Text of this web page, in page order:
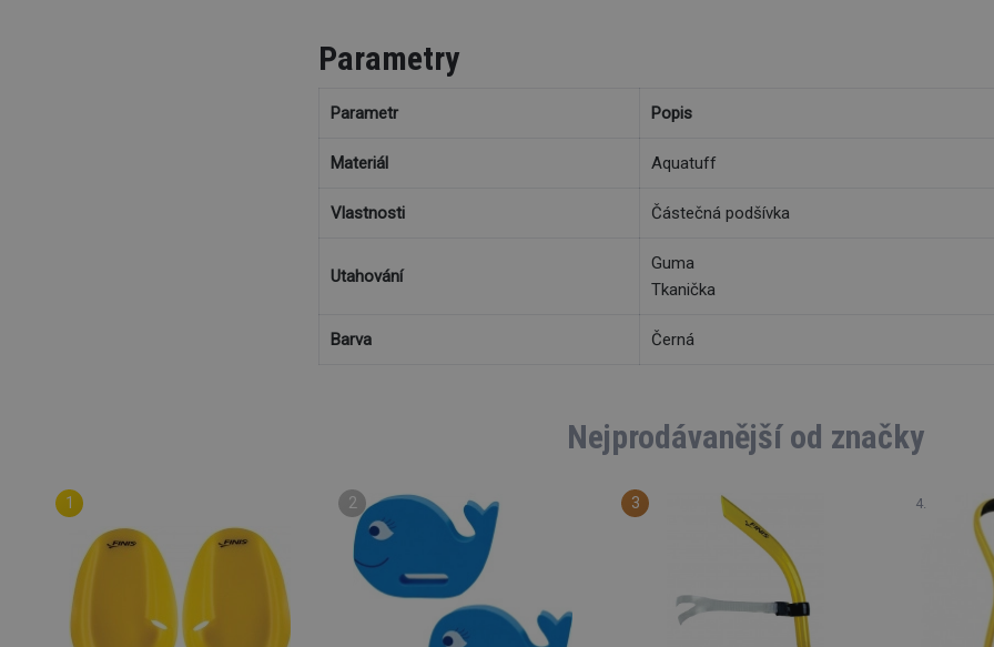
Parametry
Parametr Popis
Materiál Aquatuff
Vlastnosti Částečná podšívka
Utahování
Guma
Tkanička
Barva Černá
Nejprodávanější od značky